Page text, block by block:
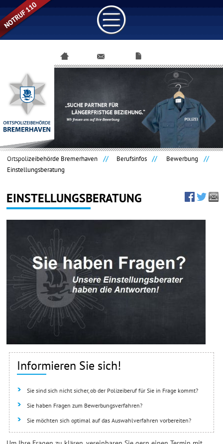
überspringen
Ortspolizeibehörde Bremerhaven Berufsinfos
Bewerbung
Einstellungsberatung
EINSTELLUNGSBERATUNG
Informieren Sie sich!
Sie sind sich nicht sicher, ob der Polizeiberuf für Sie in Frage kommt?
Sie haben Fragen zum Bewerbungsverfahren?
Sie möchten sich optimal auf das Auswahlverfahren vorbereiten?